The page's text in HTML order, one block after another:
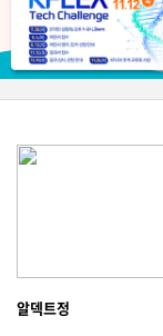
알덱트정